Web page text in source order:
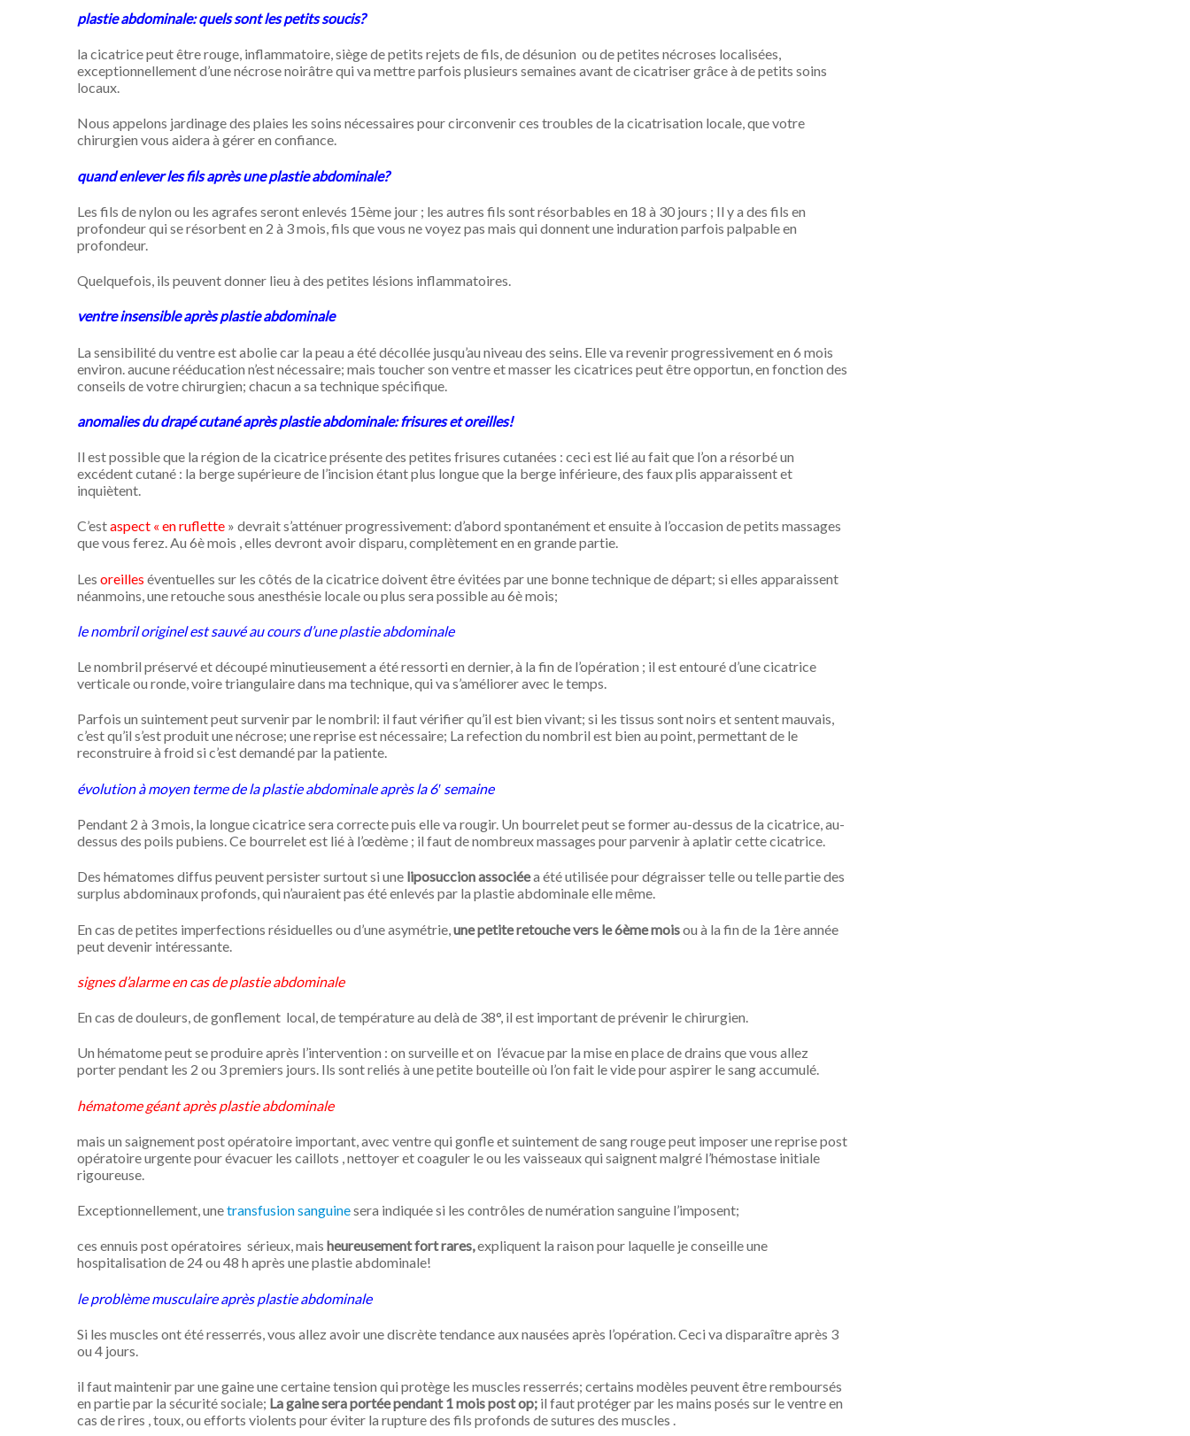
plastie abdominale: quels sont les petits soucis?
la cicatrice peut être rouge, inflammatoire, siège de petits rejets de fils, de désunion ou de petites nécroses localisées,
exceptionnellement d’une nécrose noirâtre qui va mettre parfois plusieurs semaines avant de cicatriser grâce à de petits soins
locaux.
Nous appelons jardinage des plaies les soins nécessaires pour circonvenir ces troubles de la cicatrisation locale, que votre
chirurgien vous aidera à gérer en confiance.
quand enlever les fils après une plastie abdominale?
Les fils de nylon ou les agrafes seront enlevés 15ème jour ; les autres fils sont résorbables en 18 à 30 jours ; Il y a des fils en
profondeur qui se résorbent en 2 à 3 mois, fils que vous ne voyez pas mais qui donnent une induration parfois palpable en
profondeur.
Quelquefois, ils peuvent donner lieu à des petites lésions inflammatoires.
ventre insensible après plastie abdominale
La sensibilité du ventre est abolie car la peau a été décollée jusqu’au niveau des seins. Elle va revenir progressivement en 6 mois
environ. aucune rééducation n’est nécessaire; mais toucher son ventre et masser les cicatrices peut être opportun, en fonction des
conseils de votre chirurgien; chacun a sa technique spécifique.
anomalies du drapé cutané après plastie abdominale: frisures et oreilles!
Il est possible que la région de la cicatrice présente des petites frisures cutanées : ceci est lié au fait que l’on a résorbé un
excédent cutané : la berge supérieure de l’incision étant plus longue que la berge inférieure, des faux plis apparaissent et
inquiètent.
C’estaspect « en ruflette » devrait s’atténuer progressivement: d’abord spontanément et ensuite à l’occasion de petits massages
que vous ferez. Au 6è mois , elles devront avoir disparu, complètement en en grande partie.
Les oreilles éventuelles sur les côtés de la cicatrice doivent être évitées par une bonne technique de départ; si elles apparaissent
néanmoins, une retouche sous anesthésie locale ou plus sera possible au 6è mois;
le nombril originel est sauvé au cours d’une plastie abdominale
Le nombril préservé et découpé minutieusement a été ressorti en dernier, à la fin de l’opération ; il est entouré d’une cicatrice
verticale ou ronde, voire triangulaire dans ma technique, qui va s’améliorer avec le temps.
Parfois un suintement peut survenir par le nombril: il faut vérifier qu’il est bien vivant; si les tissus sont noirs et sentent mauvais,
c’est qu’il s’est produit une nécrose; une reprise est nécessaire; La refection du nombril est bien au point, permettant de le
reconstruire à froid si c’est demandé par la patiente.
évolution à moyen terme de la plastie abdominale après la 6′ semaine
Pendant 2 à 3 mois, la longue cicatrice sera correcte puis elle va rougir. Un bourrelet peut se former au-dessus de la cicatrice, au-
dessus des poils pubiens. Ce bourrelet est lié à l’œdème ; il faut de nombreux massages pour parvenir à aplatir cette cicatrice.
Des hématomes diffus peuvent persister surtout si une liposuccion associéea été utilisée pour dégraisser telle ou telle partie des
surplus abdominaux profonds, qui n’auraient pas été enlevés par la plastie abdominale elle même.
En cas de petites imperfections résiduelles ou d’une asymétrie, une petite retouche vers le 6ème moisou à la fin de la 1ère année
peut devenir intéressante.
signes d’alarme en cas de plastie abdominale
En cas de douleurs, de gonflement local, de température au delà de 38°, il est important de prévenir le chirurgien.
Un hématome peut se produire après l’intervention : on surveille et on l’évacue par la mise en place de drains que vous allez
porter pendant les 2 ou 3 premiers jours. Ils sont reliés à une petite bouteille où l’on fait le vide pour aspirer le sang accumulé.
hématome géant après plastie abdominale
mais un saignement post opératoire important, avec ventre qui gonfle et suintement de sang rouge peut imposer une reprise post
opératoire urgente pour évacuer les caillots , nettoyer et coaguler le ou les vaisseaux qui saignent malgré l’hémostase initiale
rigoureuse.
Exceptionnellement, unetransfusion sanguinesera indiquée si les contrôles de numération sanguine l’imposent;
ces ennuis post opératoires sérieux, mais heureusement fort rares,expliquent la raison pour laquelle je conseille une
hospitalisation de 24 ou 48 h après une plastie abdominale!
le problème musculaire après plastie abdominale
Si les muscles ont été resserrés, vous allez avoir une discrète tendance aux nausées après l’opération. Ceci va disparaître après 3
ou 4 jours.
il faut maintenir par une gaine une certaine tension qui protège les muscles resserrés; certains modèles peuvent être remboursés
en partie par la sécurité sociale; La gaine sera portée pendant 1 mois post op; il faut protéger par les mains posés sur le ventre en
cas de rires , toux, ou efforts violents pour éviter la rupture des fils profonds de sutures des muscles .